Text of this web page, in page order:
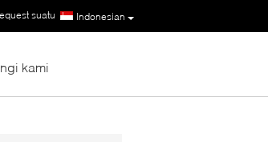
Indonesian
suatu |
kami